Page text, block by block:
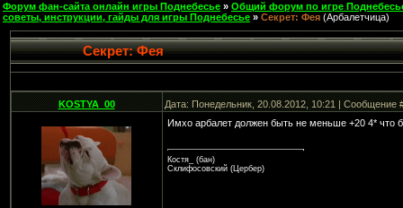
Форум фан-сайта онлайн игры Поднебесье » Общий форум по игре
советы, инструкции, гайды для игры Поднебесье » Секрет: Фея (Арбалетчица)
Секрет: Фея
KOSTYA_00 Дата: Понедельник, 20.08.2012, 10:21 | Сообщение
Имхо арбалет должен быть не меньше +20 4* что
Костя_ (бан)
Склифосовский (Цербер)